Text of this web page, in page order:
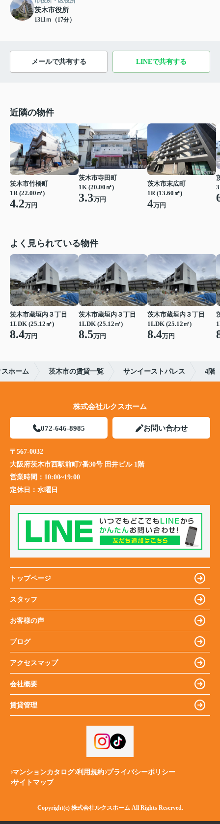
茨木市役所
1311ｍ（17分）
メールで共有する LINEで共有する
近隣の物件
茨木市竹橋町
1R (22.00㎡)
4.2万円
茨木市寺田町
1K (20.00㎡)
3.3万円
茨木市末広町
1R (13.60㎡)
4万円
よく見られている物件
茨木市蔵垣内３丁目
1LDK (25.12㎡)
8.4万円
茨木市蔵垣内３丁目
1LDK (25.12㎡)
8.5万円
茨木市蔵垣内３丁目
1LDK (25.12㎡)
8.4万円
ホーム 茨木市の賃貸一覧 サンイーストパレス 4階
株式会社ルクスホーム
072-646-8985 お問い合わせ
〒567-0032
大阪府茨木市西駅前町7番30号 田井ビル 1階
営業時間： 10:00~19:00
定休日： 水曜日
トップページ
スタッフ
お客様の声
ブログ
アクセスマップ
会社概要
賃貸管理
マンションカタログ 利用規約 プライバシーポリシー
サイトマップ
Copyright(c) 株式会社ルクスホーム All Rights Reserved.